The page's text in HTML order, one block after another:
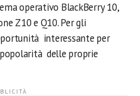
operativo BlackBerry 10,
Z10 e Q10. Per gli
interessante per
delle proprie